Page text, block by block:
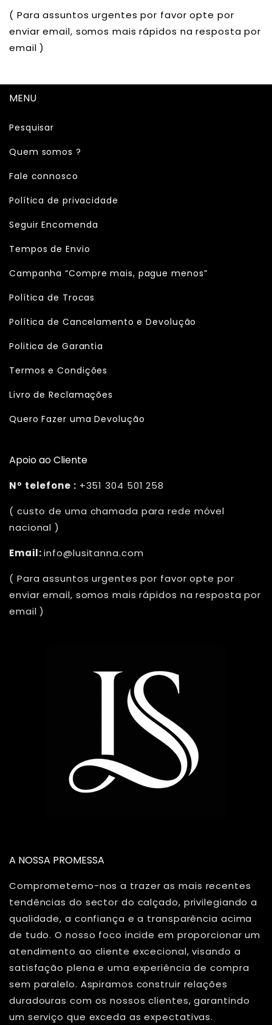
( Para assuntos urgentes por favor opte por
enviar email, somos mais rápidos na resposta por
email )
MENU
Pesquisar
Quem somos ?
Fale connosco
Política de privacidade
Seguir Encomenda
Tempos de Envio
Campanha “Compre mais, pague menos”
Política de Trocas
Política de Cancelamento e Devolução
Politica de Garantia
Termos e Condições
Livro de Reclamações
Quero Fazer uma Devolução
Apoio ao Cliente
Nº telefone : +351 304 501 258
( custo de uma chamada para rede móvel
nacional )
Email:info@lusitanna.com
( Para assuntos urgentes por favor opte por
enviar email, somos mais rápidos na resposta por
email )
A NOSSA PROMESSA
Comprometemo-nos a trazer as mais recentes
tendências do sector do calçado, privilegiando a
qualidade, a confiança e a transparência acima
de tudo. O nosso foco incide em proporcionar um
atendimento ao cliente excecional, visando a
satisfação plena e uma experiência de compra
sem paralelo. Aspiramos construir relações
duradouras com os nossos clientes, garantindo
um serviço que exceda as expectativas.